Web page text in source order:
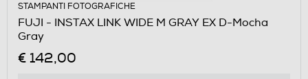
STAMPANTI FOTOGRAFICHE
FUJI - INSTAX LINK WIDE M GRAY EX D-Mocha
Gray
€ 142,00